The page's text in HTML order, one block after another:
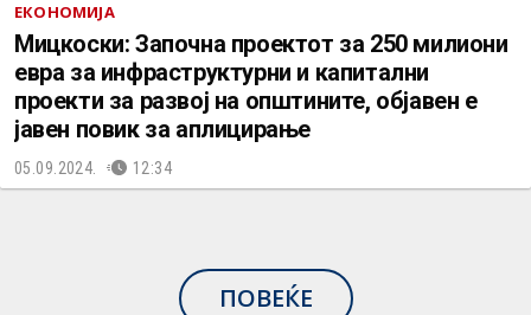
ЕКОНОМИЈА
Мицкоски: Започна проектот за 250 милиони
евра за инфраструктурни и капитални
проекти за развој на општините, објавен е
јавен повик за аплицирање
05.09.2024. 12:34
ПОВЕЌЕ